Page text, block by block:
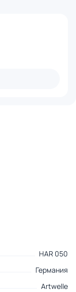
HAR 050
Германия
Artwelle